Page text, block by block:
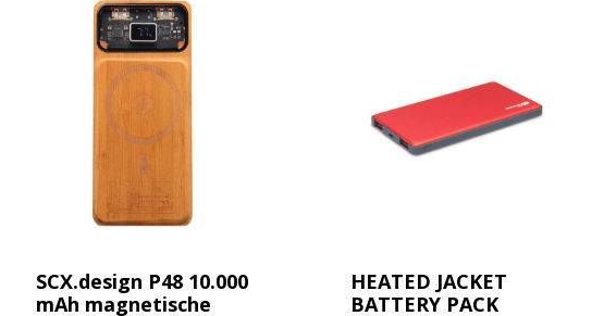
SCX.design P48 10.000
mAh magnetische
HEATED JACKET
BATTERY PACK